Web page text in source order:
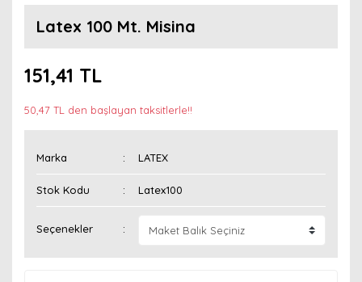
Latex 100 Mt. Misina
151,41 TL
50,47 TL den başlayan taksitlerle!!
Marka LATEX
Stok Kodu Latex100
Seçenekler